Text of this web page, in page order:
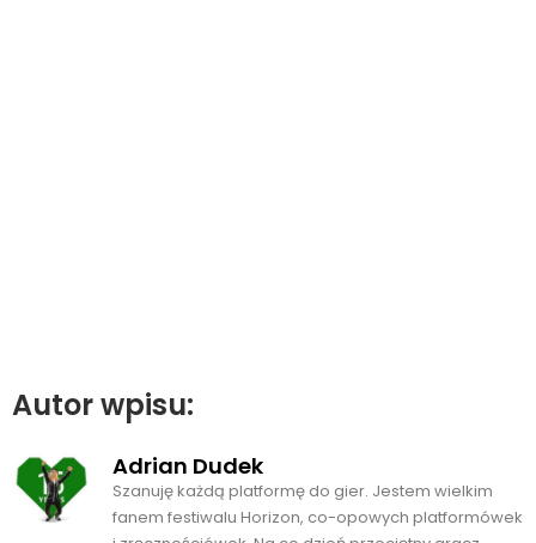
Autor wpisu:
Adrian Dudek
Szanuję każdą platformę do gier. Jestem wielkim
fanem festiwalu Horizon, co-opowych platformówek